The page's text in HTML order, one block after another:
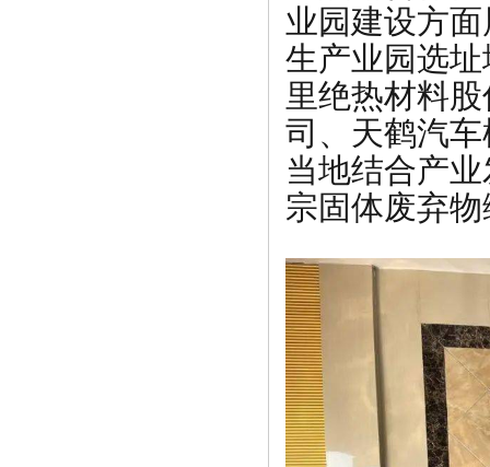
业园建设方
生产业园选
里绝热材料
司、天鹤汽
当地结合产
宗固体废弃